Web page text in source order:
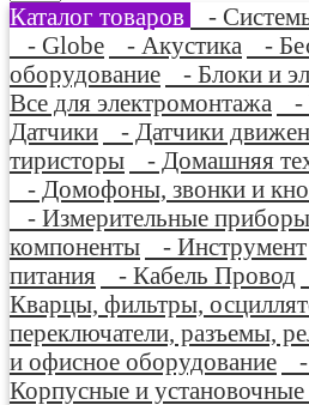
Каталог товаров
-
- Globe
- Акустика
-
оборудование
- Блоки и
Все для электромонтажа
-
Датчики
- Датчики
тиристоры
- Домашняя
- Домофоны, звонки и
- Измерительные приборы
компоненты
- Инструмент
питания
- Кабель Провод
Кварцы, фильтры,
переключатели, разъемы,
и офисное оборудование
-
Корпусные и установочные